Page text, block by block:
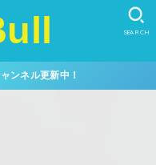
SEARCH
ンネル更新中！